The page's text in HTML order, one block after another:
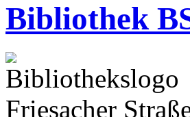
Bibliothek
Friesacher